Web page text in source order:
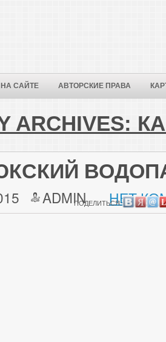
САЙТЕ АВТОРСКИЕ ПРАВА
ARCHIVES:
ADMIN НЕТ
ПОДЕЛИТЬСЯ: